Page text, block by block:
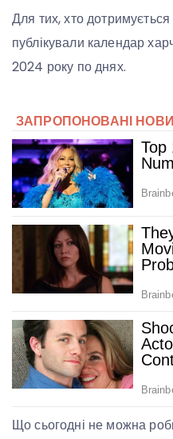
Для тих, хто
публікували календар
2024 року по днях.
Що сьогодні не можна